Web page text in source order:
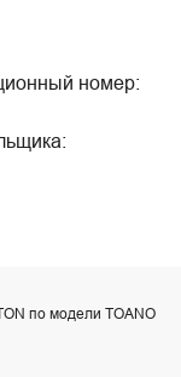
номер:
по модели TOANO